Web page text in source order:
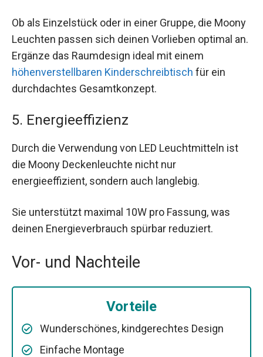
Ob als Einzelstück oder in einer Gruppe, die Moony
Leuchten passen sich deinen Vorlieben optimal an.
Ergänze das Raumdesign ideal mit einem
höhenverstellbaren Kinderschreibtisch für ein
durchdachtes Gesamtkonzept.
5. Energieeffizienz
Durch die Verwendung von LED Leuchtmitteln ist
die Moony Deckenleuchte nicht nur
energieeffizient, sondern auch langlebig.
Sie unterstützt maximal 10W pro Fassung, was
deinen Energieverbrauch spürbar reduziert.
Vor- und Nachteile
Vorteile
Wunderschönes, kindgerechtes Design
Einfache Montage